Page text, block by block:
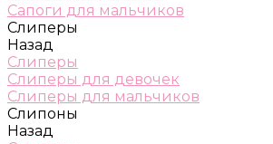
Сапоги для мальчиков
Слиперы
Назад
Слиперы
Слиперы для девочек
Слиперы для мальчиков
Слипоны
Назад